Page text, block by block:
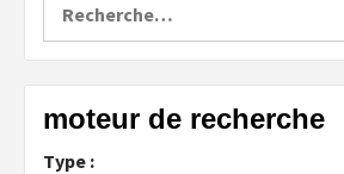
moteur de recherche
Type :